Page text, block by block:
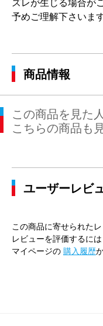
ズレが生じる場合が
予めご理解下さいま
商品情報
この商品を見た
こちらの商品も
ユーザーレビ
この商品に寄せられた
レビューを評価するには
マイページの 購入履歴